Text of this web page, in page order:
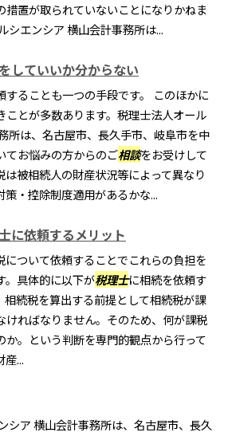
措置が取られていないことになりかねま
シエンシア 横山会計事務所は...
していいか分からない
することも一つの手段です。 このほかに
ことが多数あります。税理士法人オール
所は、名古屋市、長久手市、岐阜市を中
てお悩みの方からのご相談をお受けして
は被相続人の財産状況等によって異なり
策・控除制度適用があるかな...
に依頼するメリット
について依頼することでこれらの負担を
。具体的に以下が税理士に相続を依頼す
相続税を算出する前提として相続税が課
ければなりません。そのため、何が課税
か。という判断を専門的観点から行って
産...
シア 横山会計事務所は、名古屋市、長久